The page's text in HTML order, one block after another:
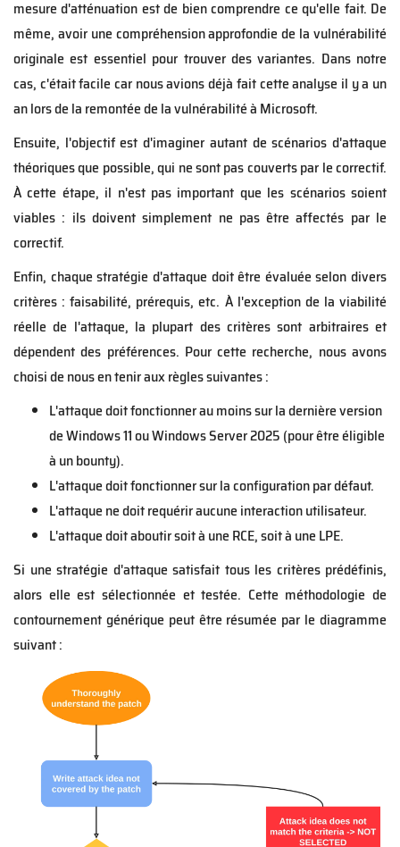
mesure d'atténuation est de bien comprendre ce qu'elle fait. De
même, avoir une compréhension approfondie de la vulnérabilité
originale est essentiel pour trouver des variantes. Dans notre
cas, c'était facile car nous avions déjà fait cette analyse il y a un
an lors de la remontée de la vulnérabilité à Microsoft.
Ensuite, l'objectif est d'imaginer autant de scénarios d'attaque
théoriques que possible, qui ne sont pas couverts par le correctif.
À cette étape, il n'est pas important que les scénarios soient
viables : ils doivent simplement ne pas être affectés par le
correctif.
Enfin, chaque stratégie d'attaque doit être évaluée selon divers
critères : faisabilité, prérequis, etc. À l'exception de la viabilité
réelle de l'attaque, la plupart des critères sont arbitraires et
dépendent des préférences. Pour cette recherche, nous avons
choisi de nous en tenir aux règles suivantes :
L'attaque doit fonctionner au moins sur la dernière version
de Windows 11 ou Windows Server 2025 (pour êtreéligible
à un bounty).
L'attaque doit fonctionner sur la configuration par défaut.
L'attaque ne doit requérir aucune interaction utilisateur.
L'attaque doit aboutir soit à une RCE, soit à une LPE.
Si une stratégie d'attaque satisfait tous les critères prédéfinis,
alors elle est sélectionnée et testée. Cette méthodologie de
contournement générique peut être résumée par le diagramme
suivant :